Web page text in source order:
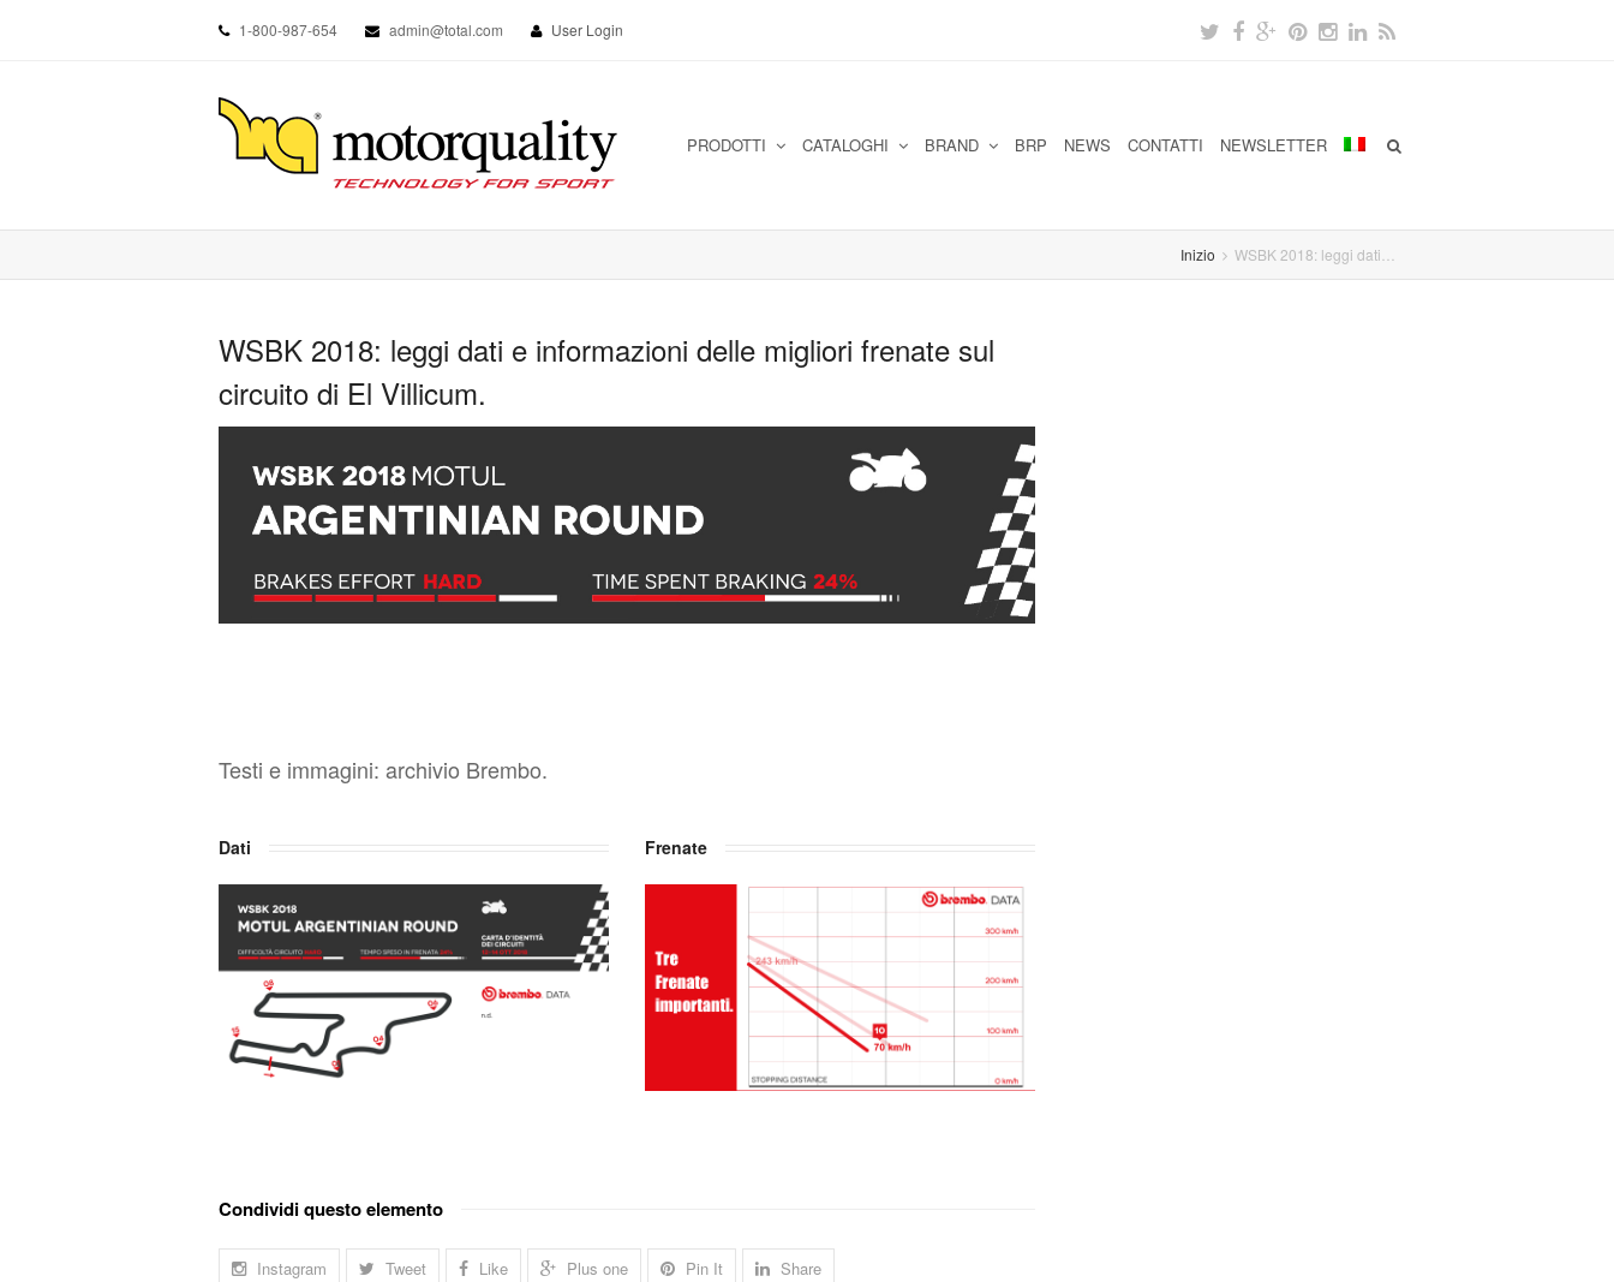
1-800-987-654 admin@total.com User Login
PRODOTTI CATALOGHI BRAND BRP NEWS CONTATTI NEWSLETTER
Inizio WSBK 2018: leggi dati…
WSBK 2018: leggi dati e informazioni delle migliori frenate sul
circuito di El Villicum.
Testi e immagini: archivio Brembo.
Dati Frenate
Condividi questo elemento
Instagram Tweet Like Plus one Pin It Share